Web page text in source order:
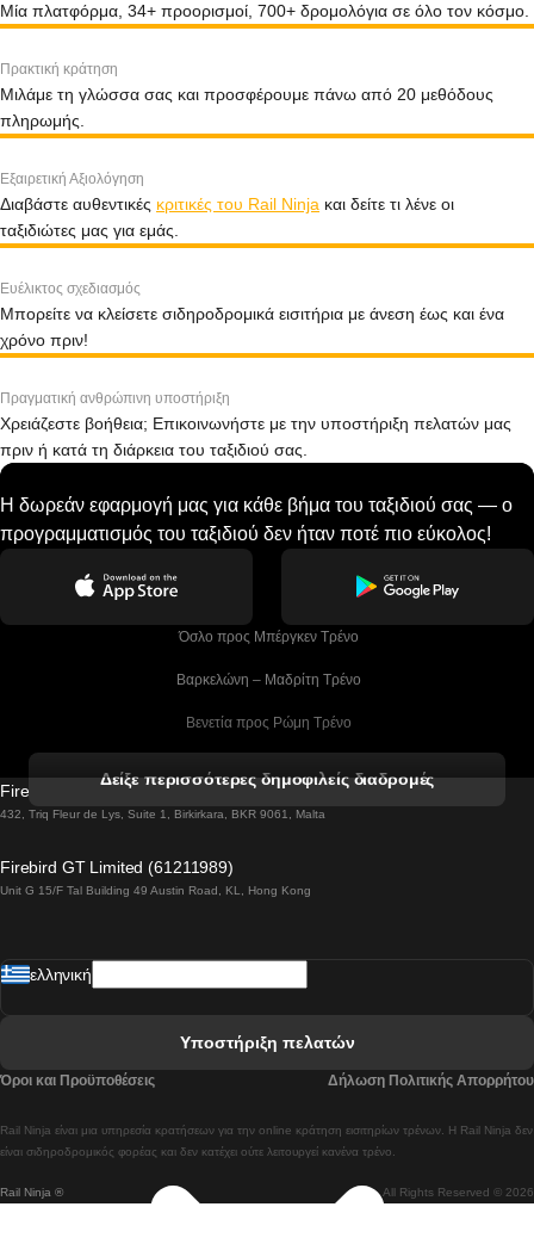
Μία πλατφόρμα, 34+ προορισμοί, 700+ δρομολόγια σε όλο τον κόσμο.
Πρακτική κράτηση
Μιλάμε τη γλώσσα σας και προσφέρουμε πάνω από 20 μεθόδους
πληρωμής.
Εξαιρετική Αξιολόγηση
Διαβάστε αυθεντικές κριτικές του Rail Ninja και δείτε τι λένε οι
ταξιδιώτες μας για εμάς.
Ευέλικτος σχεδιασμός
Μπορείτε να κλείσετε σιδηροδρομικά εισιτήρια με άνεση έως και ένα
χρόνο πριν!
Πραγματική ανθρώπινη υποστήριξη
Χρειάζεστε βοήθεια; Επικοινωνήστε με την υποστήριξη πελατών μας
πριν ή κατά τη διάρκεια του ταξιδιού σας.
Η δωρεάν εφαρμογή μας για κάθε βήμα του ταξιδιού σας — ο
προγραμματισμός του ταξιδιού δεν ήταν ποτέ πιο εύκολος!
Όσλο προς Μπέργκεν Tρένο
Βαρκελώνη – Μαδρίτη Tρένο
Βενετία προς Ρώμη Τρένο
Βιέννη προς Σάλτσμπουργκ Τρένα
Βουδαπέστη προς Πράγα Tρένο
Λισαβόνα προς Λάγος Tρένο
Λισαβόνα προς Μαδρίτη Τρένα
Δείξε περισσότερες δημοφιλείς διαδρομές
Firebird GT Limited (OC 1451)
432, Triq Fleur de Lys, Suite 1, Birkirkara, BKR 9061, Malta
Firebird GT Limited (61211989)
Unit G 15/F Tal Building 49 Austin Road, KL, Hong Kong
Rail Ninja ® All Rights Reserved © 2026
Rail Ninja είναι μια υπηρεσία κρατήσεων για την online κράτηση εισιτηρίων τρένων. Η Rail Ninja δεν
είναι σιδηροδρομικός φορέας και δεν κατέχει ούτε λειτουργεί κανένα τρένο.
ελληνική
Υποστήριξη πελατών
Όροι και Προϋποθέσεις Δήλωση Πολιτικής Απορρήτου